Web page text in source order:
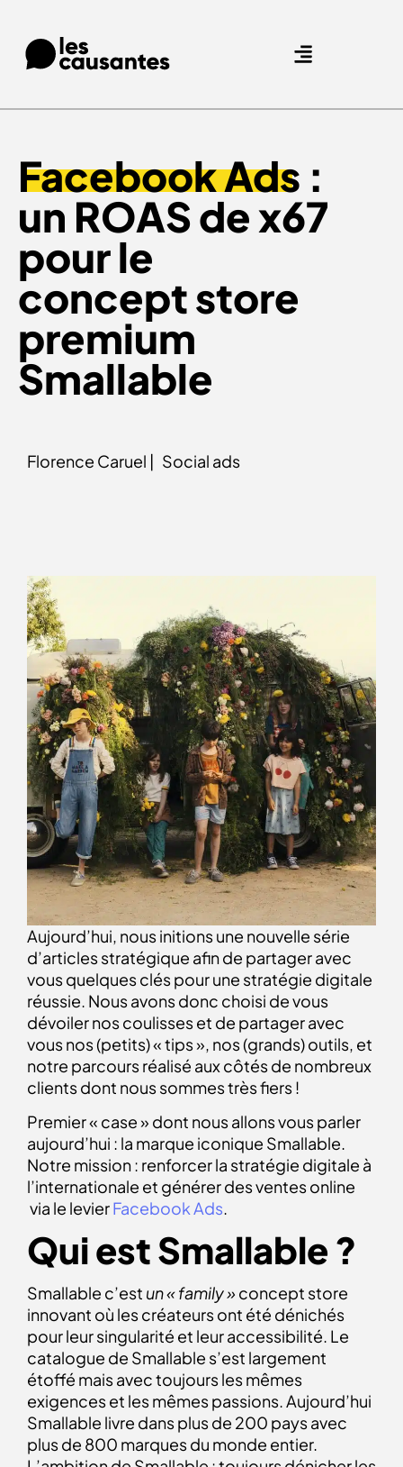
Facebook Ads :
un ROAS de x67
pour le
concept store
premium
Smallable
Florence Caruel | Social ads
Aujourd’hui, nous initions une nouvelle série
d’articles stratégique afin de partager avec
vous quelques clés pour une stratégie digitale
réussie. Nous avons donc choisi de vous
dévoiler nos coulisses et de partager avec
vous nos (petits) « tips », nos (grands) outils, et
notre parcours réalisé aux côtés de nombreux
clients dont nous sommes très fiers !
Premier « case » dont nous allons vous parler
aujourd’hui : la marque iconique Smallable.
Notre mission : renforcer la stratégie digitale à
l’internationale et générer des ventes online
via le levierFacebook Ads.
Qui est Smallable ?
Smallable c’est un « family » concept store
innovant où les créateurs ont été dénichés
pour leur singularité et leur accessibilité. Le
catalogue de Smallable s’est largement
étoffé mais avec toujours les mêmes
exigences et les mêmes passions. Aujourd’hui
Smallable livre dans plus de 200 pays avec
plus de 800 marques du monde entier.